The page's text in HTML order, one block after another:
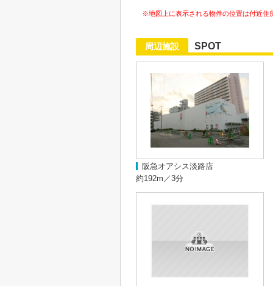
※地図上に表示される物件の位置は付近住
周辺施設 SPOT
阪急オアシス淡路店
約192m／3分